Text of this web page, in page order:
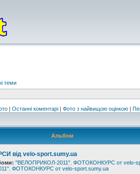
теми
| Останні коментарі | Фото з найвищою оцінкою |
Альбом
від velo-sport.sumy.ua
"ВЕЛОПРИКОЛ-2011". ФОТОКОНКУРС от velo-
ФОТОКОНКУРС от velo-sport.sumy.ua